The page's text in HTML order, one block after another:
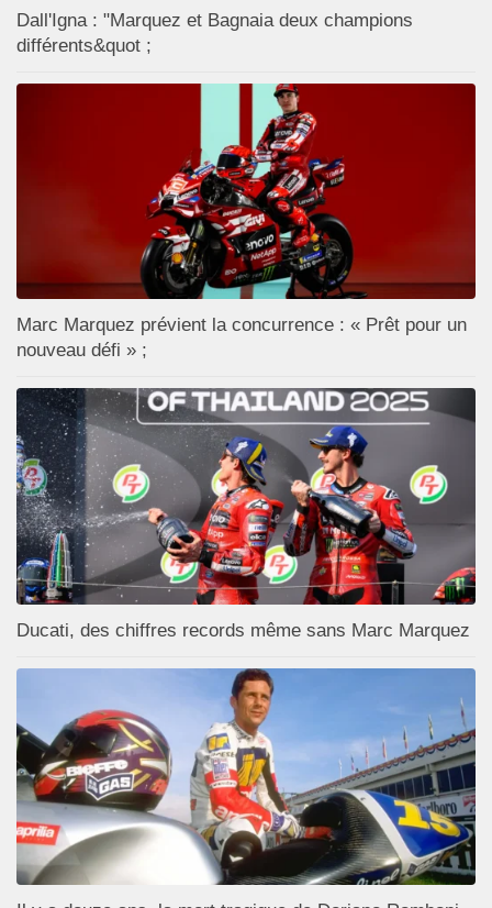
Dall'Igna : "Marquez et Bagnaia deux champions
différents&quot ;
Marc Marquez prévient la concurrence : « Prêt pour un
nouveau défi » ;
Ducati, des chiffres records même sans Marc Marquez